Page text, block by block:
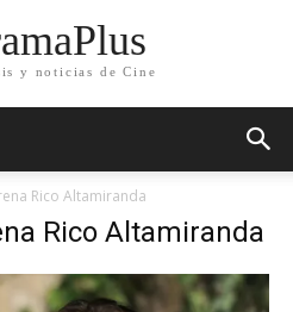
y noticias de Cine
Rico Altamiranda
Rico Altamiranda